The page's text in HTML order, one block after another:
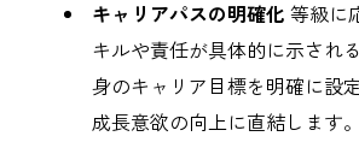
キャリアパスの明確化 等級に
キルや責任が具体的に示され
身のキャリア目標を明確に設
成長意欲の向上に直結します。